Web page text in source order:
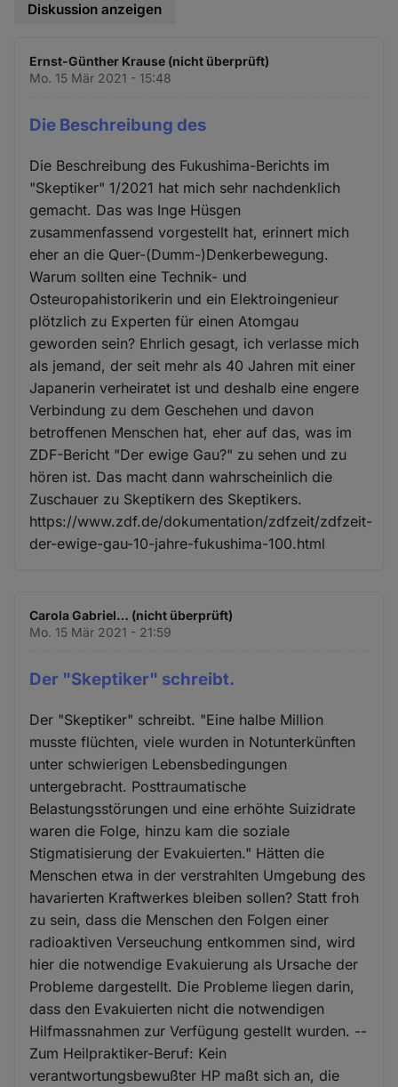
Diskussion anzeigen
Ernst-Günther Krause (nicht überprüft)
Mo. 15 Mär 2021 - 15:48
Die Beschreibung des
Die Beschreibung des Fukushima-Berichts im
"Skeptiker" 1/2021 hat mich sehr nachdenklich
gemacht. Das was Inge Hüsgen
zusammenfassend vorgestellt hat, erinnert mich
eher an die Quer-(Dumm-)Denkerbewegung.
Warum sollten eine Technik- und
Osteuropahistorikerin und ein Elektroingenieur
plötzlich zu Experten für einen Atomgau
geworden sein? Ehrlich gesagt, ich verlasse mich
als jemand, der seit mehr als 40 Jahren mit einer
Japanerin verheiratet ist und deshalb eine engere
Verbindung zu dem Geschehen und davon
betroffenen Menschen hat, eher auf das, was im
ZDF-Bericht "Der ewige Gau?" zu sehen und zu
hören ist. Das macht dann wahrscheinlich die
Zuschauer zu Skeptikern des Skeptikers.
https://www.zdf.de/dokumentation/zdfzeit/zdfzeit-
der-ewige-gau-10-jahre-fukushima-100.html
Carola Gabriel… (nicht überprüft)
Mo. 15 Mär 2021 - 21:59
Der "Skeptiker" schreibt.
Der "Skeptiker" schreibt. "Eine halbe Million
musste flüchten, viele wurden in Notunterkünften
unter schwierigen Lebensbedingungen
untergebracht. Posttraumatische
Belastungsstörungen und eine erhöhte Suizidrate
waren die Folge, hinzu kam die soziale
Stigmatisierung der Evakuierten." Hätten die
Menschen etwa in der verstrahlten Umgebung des
havarierten Kraftwerkes bleiben sollen? Statt froh
zu sein, dass die Menschen den Folgen einer
radioaktiven Verseuchung entkommen sind, wird
hier die notwendige Evakuierung als Ursache der
Probleme dargestellt. Die Probleme liegen darin,
dass den Evakuierten nicht die notwendigen
Hilfmassnahmen zur Verfügung gestellt wurden. --
Zum Heilpraktiker-Beruf: Kein
verantwortungsbewußter HP maßt sich an, die